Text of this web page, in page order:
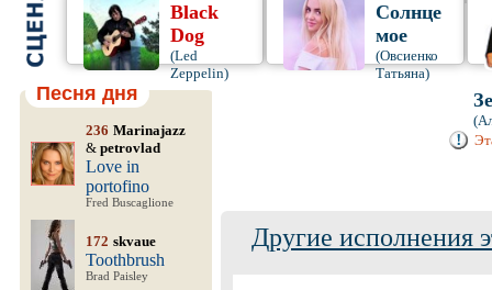
Black
Dog
(Led
Zeppelin)
Солнце
мое
(Овсиенко
Татьяна)
Песня дня
236 Marinajazz
& petrovlad
Love in
portofino
Fred Buscaglione
172 skvaue
Toothbrush
Brad Paisley
Другие исполнения